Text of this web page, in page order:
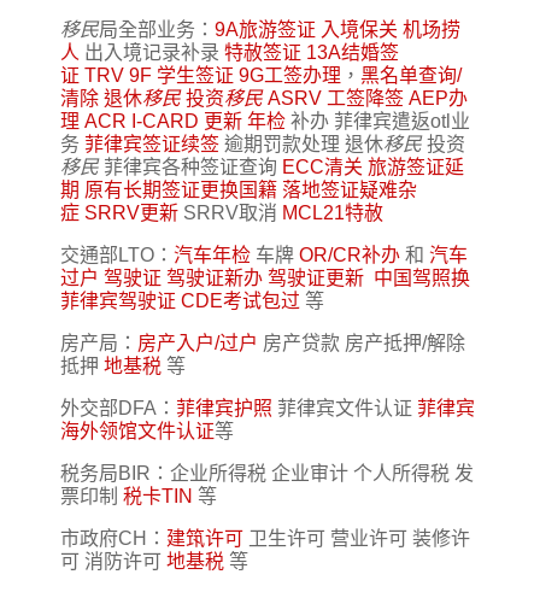
移民局全部业务：9A旅游签证 入境保关 机场捞
人 出入境记录补录特赦签证 13A结婚签
证 TRV 9F 学生签证 9G工签办理 ，黑名单查询/
清除 退休移民 投资移民 ASRV 工签降签 AEP办
理 ACR I-CARD 更新 年检补办 菲律宾遣返otl业
务 菲律宾签证续签 逾期罚款处理 退休移民 投资
移民 菲律宾各种签证查询 ECC清关 旅游签证延
期 原有长期签证更换国籍 落地签证疑难杂
症 SRRV更新 SRRV取消 MCL21特赦
交通部LTO：汽车年检 车牌OR/CR补办 和汽车
过户 驾驶证 驾驶证新办 驾驶证更新 中国驾照换
菲律宾驾驶证 CDE考试包过 等
房产局： 房产入户/过户 房产贷款 房产抵押/解除
抵押地基税 等
外交部DFA： 菲律宾护照 菲律宾文件认证 菲律宾
海外领馆文件认证等
税务局BIR：企业所得税 企业审计 个人所得税 发
票印制税卡TIN 等
市政府CH： 建筑许可 卫生许可 营业许可 装修许
可 消防许可地基税 等